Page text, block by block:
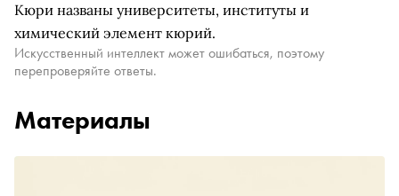
Кюри названы университеты, институты и
химический элемент кюрий.
Искусственный интеллект может ошибаться, поэтому
перепроверяйте ответы.
Материалы